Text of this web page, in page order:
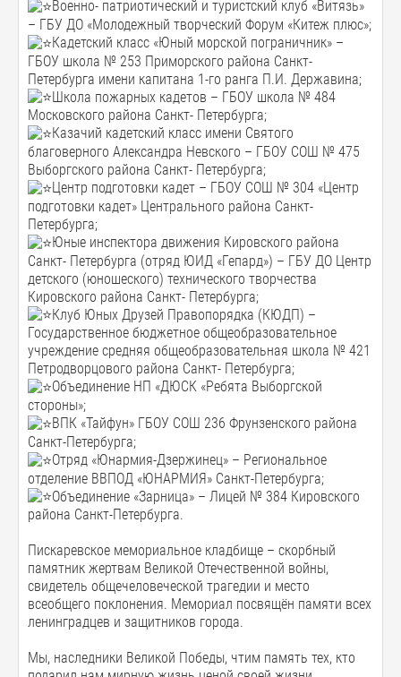
Военно- патриотический и туристский клуб «Витязь»
– ГБУ ДО «Молодежный творческий Форум «Китеж плюс»;
Кадетский класс «Юный морской пограничник» –
ГБОУ школа № 253 Приморского района Санкт-
Петербурга имени капитана 1-го ранга П.И. Державина;
Школа пожарных кадетов – ГБОУ школа № 484
Московского района Санкт- Петербурга;
Казачий кадетский класс имени Святого
благоверного Александра Невского – ГБОУ СОШ № 475
Выборгского района Санкт- Петербурга;
Центр подготовки кадет – ГБОУ СОШ № 304 «Центр
подготовки кадет» Центрального района Санкт-
Петербурга;
Юные инспектора движения Кировского района
Санкт- Петербурга (отряд ЮИД «Гепард») – ГБУ ДО Центр
детского (юношеского) технического творчества
Кировского района Санкт- Петербурга;
Клуб Юных Друзей Правопорядка (КЮДП) –
Государственное бюджетное общеобразовательное
учреждение средняя общеобразовательная школа № 421
Петродворцового района Санкт- Петербурга;
Объединение НП «ДЮСК «Ребята Выборгской
стороны»;
ВПК «Тайфун» ГБОУ СОШ 236 Фрунзенского района
Санкт-Петербурга;
Отряд «Юнармия-Дзержинец» – Региональное
отделение ВВПОД «ЮНАРМИЯ» Санкт-Петербурга;
Объединение «Зарница» – Лицей № 384 Кировского
района Санкт-Петербурга.
Пискаревское мемориальное кладбище – скорбный
памятник жертвам Великой Отечественной войны,
свидетель общечеловеческой трагедии и место
всеобщего поклонения. Мемориал посвящён памяти всех
ленинградцев и защитников города.
Мы, наследники Великой Победы, чтим память тех, кто